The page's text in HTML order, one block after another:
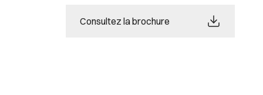
Consultez la brochure